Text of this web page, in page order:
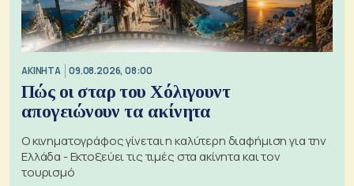
ΑΚΙΝΗΤΑ 09.08.2026, 08:00
Πώς οι σταρ του Χόλιγουντ
απογειώνουν τα ακίνητα
Ο κινηματογράφος γίνεται η καλύτερη διαφήμιση για την
Ελλάδα - Εκτοξεύει τις τιμές στα ακίνητα και τον
τουρισμό